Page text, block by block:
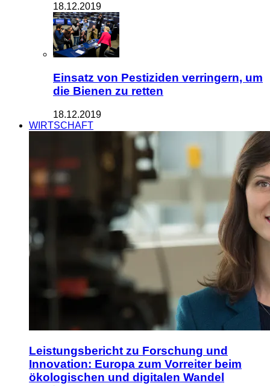
18.12.2019
Einsatz von Pestiziden verringern, um
die Bienen zu retten
18.12.2019
WIRTSCHAFT
Leistungsbericht zu Forschung und
Innovation: Europa zum Vorreiter beim
ökologischen und digitalen Wandel